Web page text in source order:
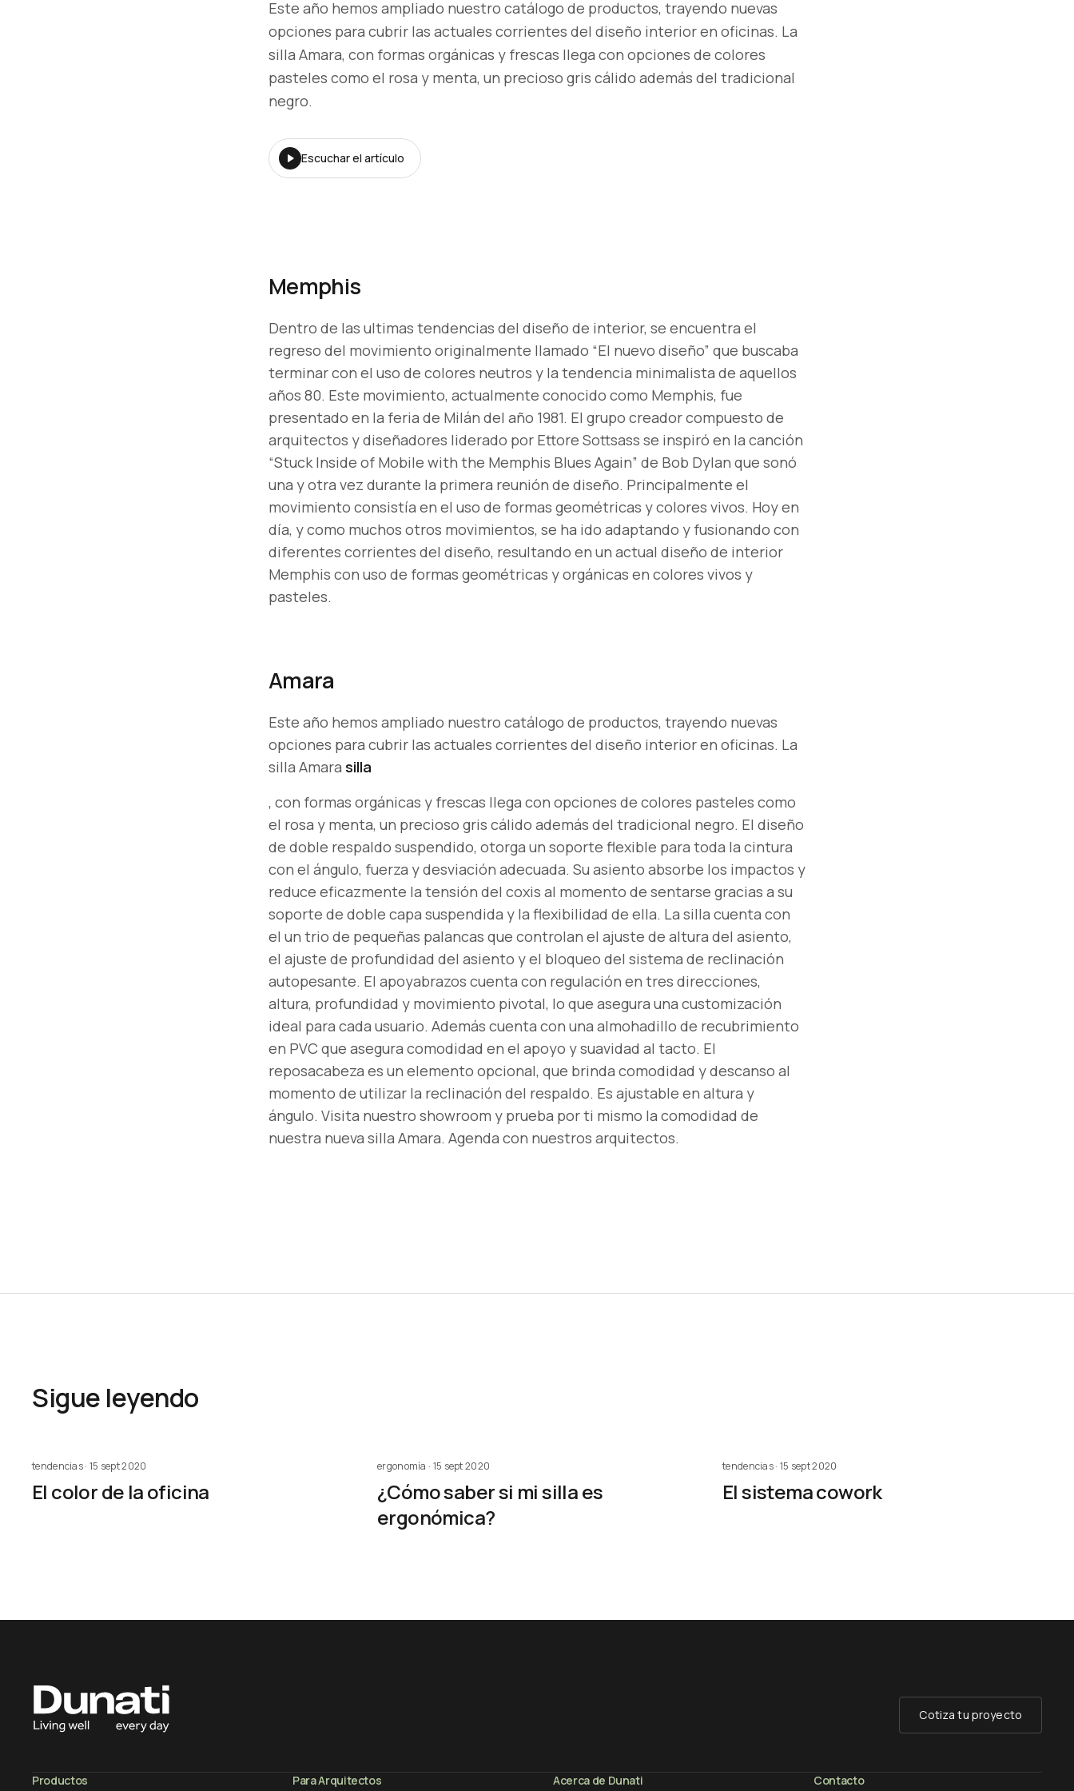
Este año hemos ampliado nuestro catálogo de productos, trayendo nuevas
opciones para cubrir las actuales corrientes del diseño interior en oficinas. La
silla Amara, con formas orgánicas y frescas llega con opciones de colores
pasteles como el rosa y menta, un precioso gris cálido además del tradicional
negro.
Escuchar el artículo
Memphis
Dentro de las ultimas tendencias del diseño de interior, se encuentra el
regreso del movimiento originalmente llamado “El nuevo diseño” que buscaba
terminar con el uso de colores neutros y la tendencia minimalista de aquellos
años 80. Este movimiento, actualmente conocido como Memphis, fue
presentado en la feria de Milán del año 1981. El grupo creador compuesto de
arquitectos y diseñadores liderado por Ettore Sottsass se inspiró en la canción
“Stuck Inside of Mobile with the Memphis Blues Again” de Bob Dylan que sonó
una y otra vez durante la primera reunión de diseño. Principalmente el
movimiento consistía en el uso de formas geométricas y colores vivos. Hoy en
día, y como muchos otros movimientos, se ha ido adaptando y fusionando con
diferentes corrientes del diseño, resultando en un actual diseño de interior
Memphis con uso de formas geométricas y orgánicas en colores vivos y
pasteles.
Amara
Este año hemos ampliado nuestro catálogo de productos, trayendo nuevas
opciones para cubrir las actuales corrientes del diseño interior en oficinas. La
silla Amara silla
, con formas orgánicas y frescas llega con opciones de colores pasteles como
el rosa y menta, un precioso gris cálido además del tradicional negro. El diseño
de doble respaldo suspendido, otorga un soporte flexible para toda la cintura
con el ángulo, fuerza y desviación adecuada. Su asiento absorbe los impactos y
reduce eficazmente la tensión del coxis al momento de sentarse gracias a su
soporte de doble capa suspendida y la flexibilidad de ella. La silla cuenta con
el un trio de pequeñas palancas que controlan el ajuste de altura del asiento,
el ajuste de profundidad del asiento y el bloqueo del sistema de reclinación
autopesante. El apoyabrazos cuenta con regulación en tres direcciones,
altura, profundidad y movimiento pivotal, lo que asegura una customización
ideal para cada usuario. Además cuenta con una almohadillo de recubrimiento
en PVC que asegura comodidad en el apoyo y suavidad al tacto. El
reposacabeza es un elemento opcional, que brinda comodidad y descanso al
momento de utilizar la reclinación del respaldo. Es ajustable en altura y
ángulo. Visita nuestro showroom y prueba por ti mismo la comodidad de
nuestra nueva silla Amara. Agenda con nuestros arquitectos.
Sigue leyendo
tendencias · 15 sept 2020
El color de la oficina
ergonomía · 15 sept 2020
¿Cómo saber si mi silla es
ergonómica?
tendencias · 15 sept 2020
El sistema cowork
Cotiza tu proyecto
Productos Para Arquitectos Acerca de Dunati Contacto